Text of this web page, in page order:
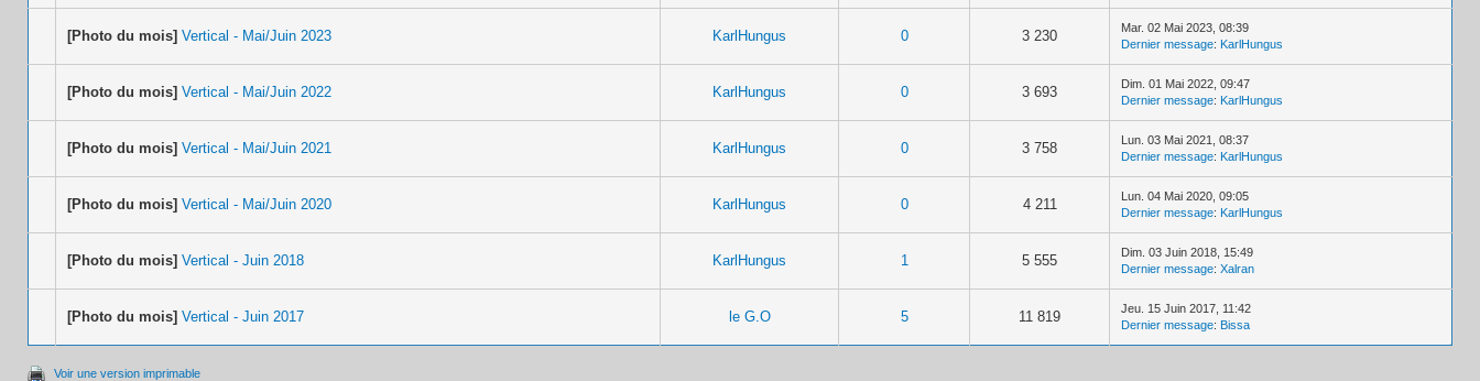
[Photo du mois] Vertical - Mai/Juin 2023 KarlHungus 0 3 230
Mar. 02 Mai 2023, 08:39
Dernier message: KarlHungus
[Photo du mois] Vertical - Mai/Juin 2022 KarlHungus 0 3 693
Dim. 01 Mai 2022, 09:47
Dernier message: KarlHungus
[Photo du mois] Vertical - Mai/Juin 2021 KarlHungus 0 3 758
Lun. 03 Mai 2021, 08:37
Dernier message: KarlHungus
[Photo du mois] Vertical - Mai/Juin 2020 KarlHungus 0 4 211
Lun. 04 Mai 2020, 09:05
Dernier message: KarlHungus
[Photo du mois] Vertical - Juin 2018 KarlHungus 1 5 555
Dim. 03 Juin 2018, 15:49
Dernier message: Xalran
[Photo du mois] Vertical - Juin 2017 le G.O 5 11 819
Jeu. 15 Juin 2017, 11:42
Dernier message: Bissa
Voir une version imprimable